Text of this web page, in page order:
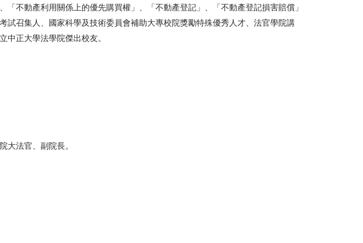
不動產利用關係上的優先購買權」、「不動產登記」、「不動產登記損害賠償」
召集人、國家科學及技術委員會補助大專校院獎勵特殊優秀人才、法官學院講
中正大學法學院傑出校友。
大法官、副院長。